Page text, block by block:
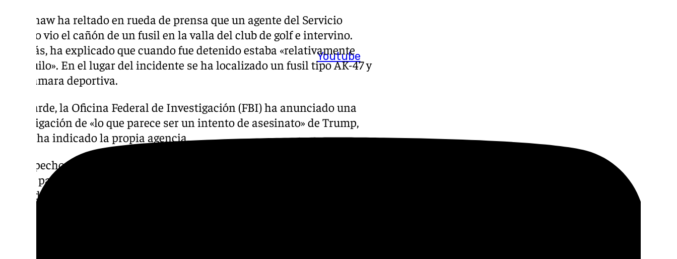
Youtube
Bradshaw ha reltado en rueda de prensa que un agente del Servicio
Secreto vio el cañón de un fusil en la valla del club de golf e intervino.
Además, ha explicado que cuando fue detenido estaba «relativamente
tranquilo». En el lugar del incidente se ha localizado un fusil tipo AK-47 y
una cámara deportiva.
Más tarde, la Oficina Federal de Investigación (FBI) ha anunciado una
ivnestigación de «lo que parece ser un intento de asesinato» de Trump,
según ha indicado la propia agencia.
El sospechoso estaba a entre 300 y 500 metros de Trump, ha explicado
por su parte el Servicio Secreto. «El Servicio Secreto abrió fuego contra un
individuo armado ubicado junto al límite de la propiedad. Hay una